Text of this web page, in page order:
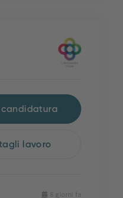
lavoro
8 giorni fa